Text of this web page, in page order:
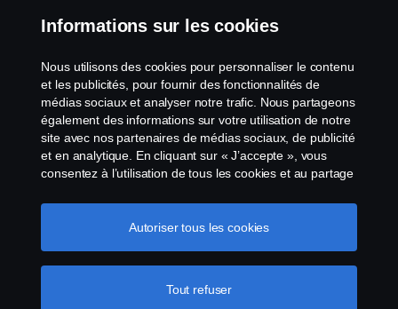
Informations sur les cookies
Nous utilisons des cookies pour personnaliser le contenu
et les publicités, pour fournir des fonctionnalités de
médias sociaux et analyser notre trafic. Nous partageons
également des informations sur votre utilisation de notre
site avec nos partenaires de médias sociaux, de publicité
et en analytique. En cliquant sur « J’accepte », vous
consentez à l’utilisation de tous les cookies et au partage
cookies en cliquant sur « Paramètres des cookies » et en
sélectionnant les catégories que vous souhaitez
Pour en savoir plus sur la
Tout refuser
Autoriser tous les cookies